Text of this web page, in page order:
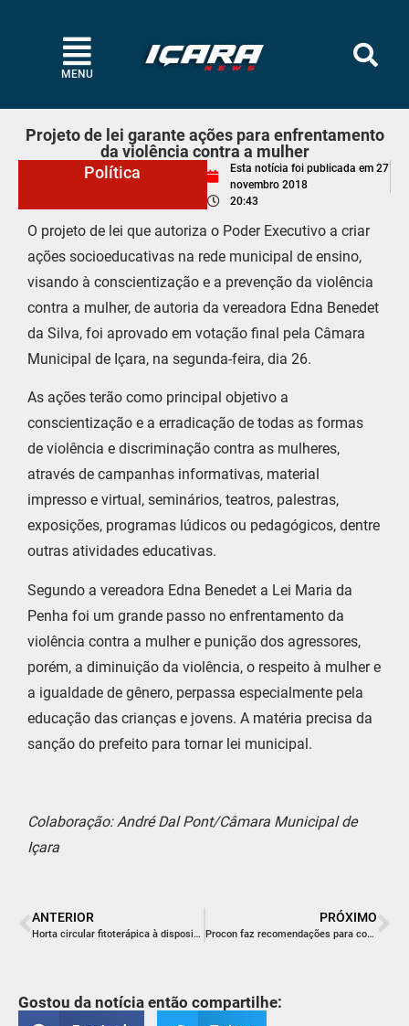
MENU
Projeto de lei garante ações para enfrentamento
da violência contra a mulher
Política
Esta notícia foi publicada em 27
novembro 2018
20:43
O projeto de lei que autoriza o Poder Executivo a criar
ações socioeducativas na rede municipal de ensino,
visando à conscientização e a prevenção da violência
contra a mulher, de autoria da vereadora Edna Benedet
da Silva, foi aprovado em votação final pela Câmara
Municipal de Içara, na segunda-feira, dia 26.
As ações terão como principal objetivo a
conscientização e a erradicação de todas as formas
de violência e discriminação contra as mulheres,
através de campanhas informativas, material
impresso e virtual, seminários, teatros, palestras,
exposições, programas lúdicos ou pedagógicos, dentre
outras atividades educativas.
Segundo a vereadora Edna Benedet a Lei Maria da
Penha foi um grande passo no enfrentamento da
violência contra a mulher e punição dos agressores,
porém, a diminuição da violência, o respeito à mulher e
a igualdade de gênero, perpassa especialmente pela
educação das crianças e jovens. A matéria precisa da
sanção do prefeito para tornar lei municipal.
Colaboração: André Dal Pont/Câmara Municipal de
Içara
ANTERIOR
Horta circular fitoterápica à disposição dos moradores do Liri
PRÓXIMO
Procon faz recomendações para conter despesas de fim de ano
Gostou da notícia então compartilhe: